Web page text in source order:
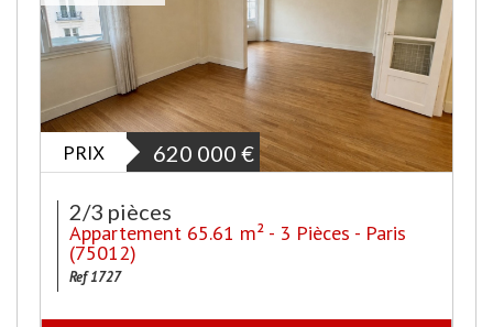
PRIX 620 000 €
2/3 pièces
Appartement 65.61 m² - 3 Pièces - Paris
(75012)
Ref 1727